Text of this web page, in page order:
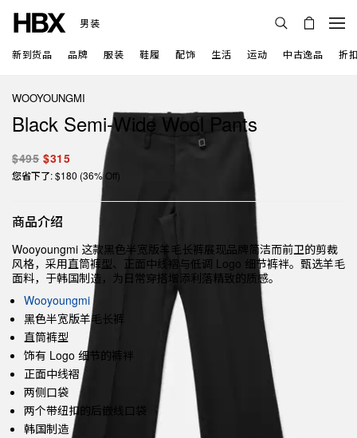
男装
新到货品 品牌 服装 鞋履 配饰 生活 运动 中古逸品 折
WOOYOUNGMI
Black Semi-Wide Wool Pants
$495 $315
您省下了: $180 (36% Off)
商品介绍
Wooyoungmi 这款黑色半宽版羊毛长裤展现品牌简洁而前卫的剪裁
风格，采用直筒裤型、正面中线褶与低调 Logo 细节裤袢。甄选羊毛
面料，于韩国制造，为日常穿搭增添利落精致的质感。
Wooyoungmi
黑色半宽版羊毛长裤
直筒裤型
饰有 Logo 细节的裤袢
正面中线褶
两侧口袋
两个带纽扣的后嵌线口袋
韩国制造